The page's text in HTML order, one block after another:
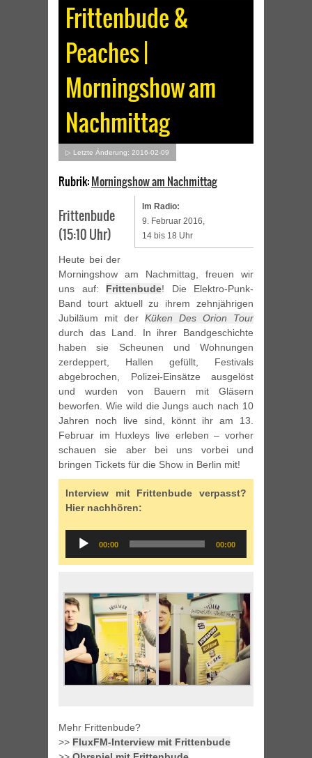
Frittenbude &
Peaches |
Morningshow am
Nachmittag
▷ Letzte Änderung: 2016-02-09
Rubrik:Morningshow am Nachmittag
Im Radio:
9. Februar 2016,
14 bis 18 Uhr
Frittenbude
(15:10 Uhr)
Heute bei der
Morningshow am Nachmittag, freuen wir
uns auf: Frittenbude! Die Elektro-Punk-
Band tourt aktuell zu ihrem zehnjährigen
Jubiläum mit der Küken Des Orion Tour
durch das Land. In ihrer Bandgeschichte
haben sie Scheunen und Wohnungen
zerdeppert, Hallen gefüllt, Festivals
abgebrochen, Polizei-Einsätze ausgelöst
und wurden von Bauern mit Gläsern
beworfen. Wie wild die Jungs auch nach 10
Jahren noch live sind, könnt ihr am 13.
Februar im Huxleys live erleben – vorher
schauen sie aber bei uns vorbei und
bringen Tickets für die Show in Berlin mit!
Interview mit Frittenbude verpasst?
Hier nachhören:
Audio
Player
00:00 00:00
Mehr Frittenbude?
>> FluxFM-Interview mit Frittenbude